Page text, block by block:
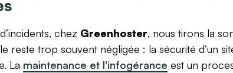
chez Greenhoster, nous tirons la
reste trop souvent négligée : la sécurité d’un
La maintenance et l'infogérance est un